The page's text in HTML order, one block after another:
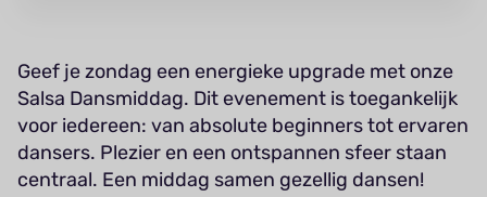
Geef je zondag een energieke upgrade met onze
Salsa Dansmiddag. Dit evenement is toegankelijk
voor iedereen: van absolute beginners tot ervaren
dansers. Plezier en een ontspannen sfeer staan
centraal. Een middag samen gezellig dansen!